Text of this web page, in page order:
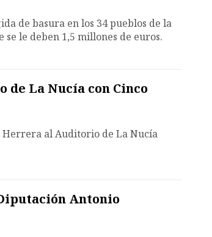
de basura en los 34 pueblos de la
le deben 1,5 millones de euros.
La Nucía con Cinco
al Auditorio de La Nucía
Antonio